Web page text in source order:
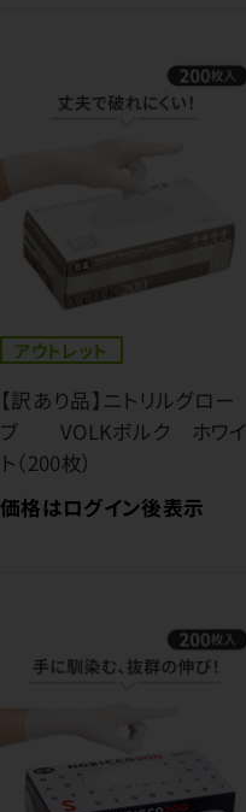
アウトレット
【訳あり品】ニトリルグロー
ブ VOLKボルク ホワイ
ト（200枚）
価格はログイン後表示